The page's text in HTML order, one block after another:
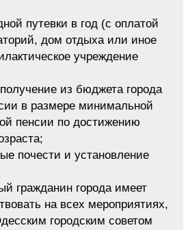
путевки в год (с оплатой
дом отдыха или иное
учреждение
из бюджета города
в размере минимальной
пенсии по достижению
и установление
гражданин города имеет
на всех мероприятиях,
городским советом